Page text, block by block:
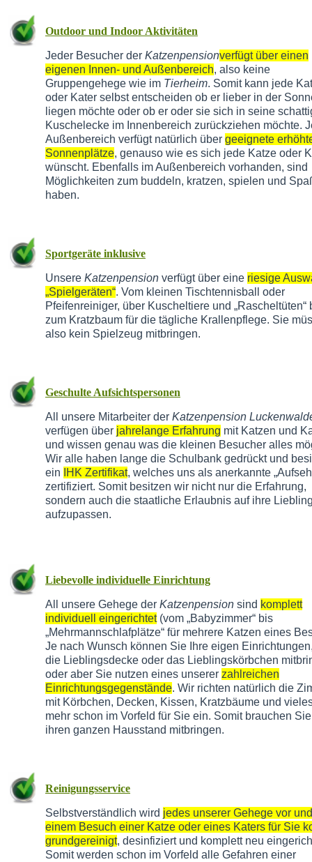
Outdoor und Indoor Aktivitäten
Jeder Besucher der Katzenpensionverfügt über einen
eigenen Innen- und Außenbereich, also keine
Gruppengehege wie im Tierheim. Somit kann jede
oder Kater selbst entscheiden ob er lieber in der
liegen möchte oder ob er oder sie sich in seine
Kuschelecke im Innenbereich zurückziehen möchte.
Außenbereich verfügt natürlich über geeignete
Sonnenplätze, genauso wie es sich jede Katze oder
wünscht. Ebenfalls im Außenbereich vorhanden, sind
Möglichkeiten zum buddeln, kratzen, spielen und
haben.
Sportgeräte inklusive
Unsere Katzenpension verfügt über eine riesige
„Spielgeräten“. Vom kleinen Tischtennisball oder
Pfeifenreiniger, über Kuscheltiere und „Rascheltüten“
zum Kratzbaum für die tägliche Krallenpflege. Sie
also kein Spielzeug mitbringen.
Geschulte Aufsichtspersonen
All unsere Mitarbeiter der Katzenpension
verfügen über jahrelange Erfahrung mit Katzen und
und wissen genau was die kleinen Besucher alles
Wir alle haben lange die Schulbank gedrückt und
ein
IHK Zertifikat, welches uns als anerkannte
zertifiziert. Somit besitzen wir nicht nur die Erfahrung,
sondern auch die staatliche Erlaubnis auf ihre
aufzupassen.
Liebevolle individuelle Einrichtung
All unsere Gehege der Katzenpension sind komplett
individuell eingerichtet(vom „Babyzimmer“ bis
„Mehrmannschlafplätze“ für mehrere Katzen eines
Je nach Wunsch können Sie Ihre eigen
die Lieblingsdecke oder das Lieblingskörbchen
oder aber Sie nutzen eines unserer zahlreichen
Einrichtungsgegenstände. Wir richten natürlich die
mit Körbchen, Decken, Kissen, Kratzbäume und
mehr schon im Vorfeld für Sie ein. Somit brauchen
ihren ganzen Hausstand mitbringen.
Reinigungsservice
Selbstverständlich wird jedes unserer Gehege vor
einem Besuch einer Katze oder eines Katers für Sie
grundgereinigt, desinfiziert und komplett neu
Somit werden schon im Vorfeld alle Gefahren einer